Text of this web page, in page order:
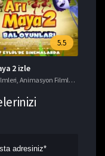
Filmleri
5.5
2 izle
Animasyon Filmleri